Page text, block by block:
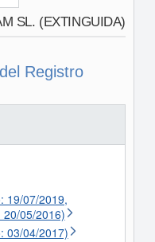
SL. (EXTINGUIDA)
Registro
19/07/2019,
20/05/2016)
03/04/2017)